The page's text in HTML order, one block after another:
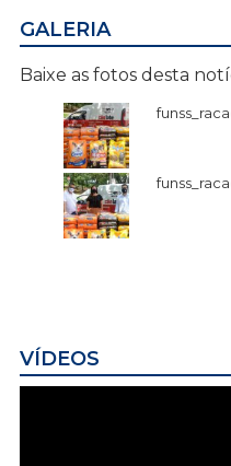
GALERIA
Baixe as fotos desta
VÍDEOS